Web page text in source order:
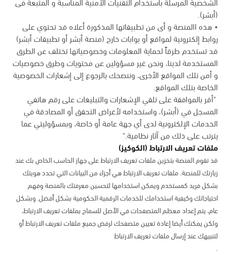
(أبشر).
• هذه االمنصة و أى من تطبيقاتها المذكورة أعلاه قد تحتوي على
روابط إلكترونية لمواقع أو بوابات خارج (منصة أبشر أو تطبيقات أبشر)
قد تستخدم طرقاً لحماية المعلومات وخصوصياتها تختلف عن الطرق
المستخدمة لدينا، ونحن غير مسؤولين عن محتويات وطرق خصوصيات
و أمن تلك المواقع الأخرى، وننصحك بالرجوع إلى إشعارات الخصوصية
الخاصة بتلك المواقع.
"أقر بالموافقة على تلقي الإشعارات والتبليغات على رقم هاتفي
المسجل في (أبشر)، واستخدامه لأغراض التحقق أو المصادقة في
الخدمات الإلكترونية لدى أي جهة عامة أو خاصة، وبمسؤوليتي عما
يترتب على ذلك من آثار نظامية."
ملفات تعريف الارتباط (الكوكيز)
قد تقوم المنصة بتخزين ملفات تعريف الارتباط على جهاز الحاسب الخاص بك عند
زيارتك للمنصة. ملفات تعريف الارتباط هي أجزاء من البيانات التي تحدد هويتك
بشكل فريد كمستخدم ويمكن استخدامها لتحسين معرفتك بالمنصة وفهم
احتياجاتك وكيفية استخدامك للخدمات الرقمية الحكومية بشكل أفضل. وبشكل
عام، يتم إعداد معظم المتصفحات في الأصل للسماح بملفات تعريف الارتباط،
ولكن يمكنك أيضا إعادة تعيين متصفحك لرفض جميع ملفات تعريف الارتباط أو
لتنبيهك عند إرسال ملفات تعريف الارتباط
.